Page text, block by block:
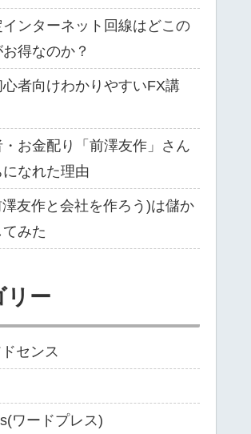
インターネット回線はどこの
得なのか？
心者向けわかりやすいFX講
お金配り「前澤友作」さん
なれた理由
友作と会社を作ろう)は儲か
みた
リー
センス
ワードプレス)